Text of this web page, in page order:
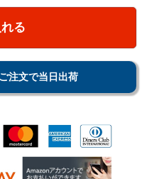
る
注文で当日出荷